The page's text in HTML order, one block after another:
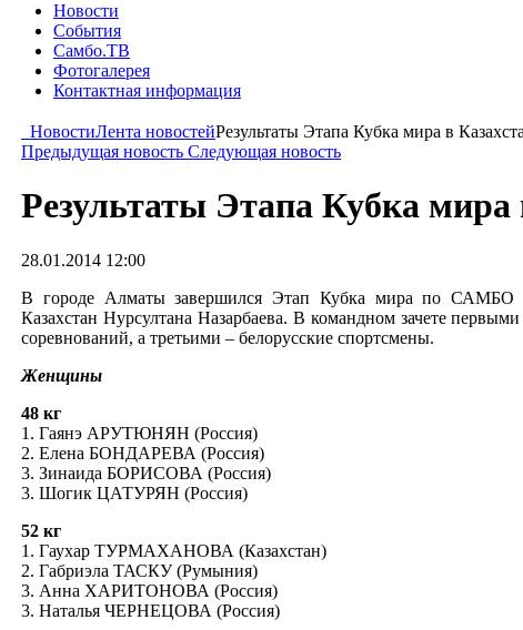
Новости
События
Самбо.ТВ
Фотогалерея
Контактная информация
НовостиЛента новостейРезультаты Этапа Кубка мира в
Предыдущая новость Следующая новость
Результаты Этапа Кубка мира
28.01.2014 12:00
В городе Алматы завершился Этап Кубка мира по САМБО
Казахстан Нурсултана Назарбаева. В командном зачете
соревнований, а третьими – белорусские спортсмены.
Женщины
48 кг
1. Гаянэ АРУТЮНЯН (Россия)
2. Елена БОНДАРЕВА (Россия)
3. Зинаида БОРИСОВА (Россия)
3. Шогик ЦАТУРЯН (Россия)
52 кг
1. Гаухар ТУРМАХАНОВА (Казахстан)
2. Габриэла ТАСКУ (Румыния)
3. Анна ХАРИТОНОВА (Россия)
3. Наталья ЧЕРНЕЦОВА (Россия)